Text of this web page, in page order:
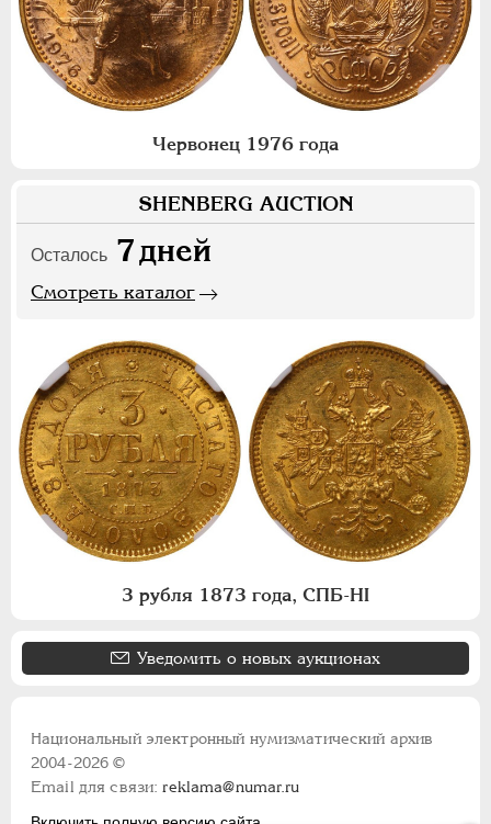
Червонец 1976 года
SHENBERG AUCTION
Осталось 7дней
Смотреть каталог
3 рубля 1873 года, СПБ-НI
Уведомить о новых аукционах
Национальный электронный нумизматический архив
2004-2026 ©
Email для связи:reklama@numar.ru